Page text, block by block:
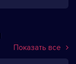
Показать все